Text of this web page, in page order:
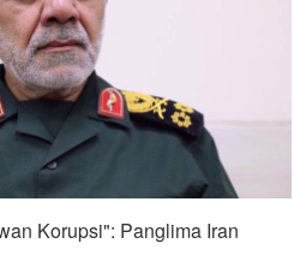
Korupsi": Panglima Iran